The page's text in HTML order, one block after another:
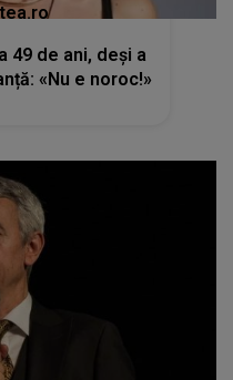
49 de ani, deși a
«Nu e noroc!»